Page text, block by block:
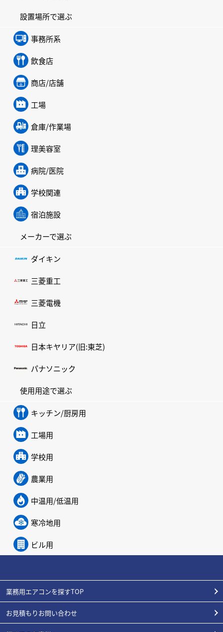
設置場所で選ぶ
事務所系
飲食店
商店/店舗
工場
倉庫/作業場
理美容室
病院/医院
学校関連
宿泊施設
メーカーで選ぶ
ダイキン
三菱重工
三菱電機
日立
日本キヤリア(旧:東芝)
パナソニック
使用用途で選ぶ
キッチン/厨房用
工場用
学校用
農業用
中温用/低温用
寒冷地用
ビル用
業務用エアコンを探すTOP
お見積もりお問い合わせ